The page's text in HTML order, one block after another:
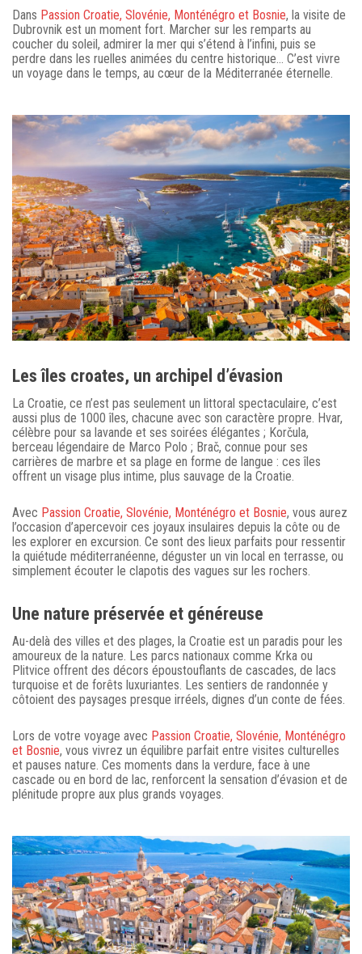
Dans Passion Croatie, Slovénie, Monténégro et Bosnie, la visite de
Dubrovnik est un moment fort. Marcher sur les remparts au
coucher du soleil, admirer la mer qui s’étend à l’infini, puis se
perdre dans les ruelles animées du centre historique… C’est vivre
un voyage dans le temps, au cœur de la Méditerranée éternelle.
Les îles croates, un archipel d’évasion
La Croatie, ce n’est pas seulement un littoral spectaculaire, c’est
aussi plus de 1000 îles, chacune avec son caractère propre. Hvar,
célèbre pour sa lavande et ses soirées élégantes ; Korčula,
berceau légendaire de Marco Polo ; Brač, connue pour ses
carrières de marbre et sa plage en forme de langue : ces îles
offrent un visage plus intime, plus sauvage de la Croatie.
Avec Passion Croatie, Slovénie, Monténégro et Bosnie, vous aurez
l’occasion d’apercevoir ces joyaux insulaires depuis la côte ou de
les explorer en excursion. Ce sont des lieux parfaits pour ressentir
la quiétude méditerranéenne, déguster un vin local en terrasse, ou
simplement écouter le clapotis des vagues sur les rochers.
Une nature préservée et généreuse
Au-delà des villes et des plages, la Croatie est un paradis pour les
amoureux de la nature. Les parcs nationaux comme Krka ou
Plitvice offrent des décors époustouflants de cascades, de lacs
turquoise et de forêts luxuriantes. Les sentiers de randonnée y
côtoient des paysages presque irréels, dignes d’un conte de fées.
Lors de votre voyage avec Passion Croatie, Slovénie, Monténégro
et Bosnie, vous vivrez un équilibre parfait entre visites culturelles
et pauses nature. Ces moments dans la verdure, face à une
cascade ou en bord de lac, renforcent la sensation d’évasion et de
plénitude propre aux plus grands voyages.